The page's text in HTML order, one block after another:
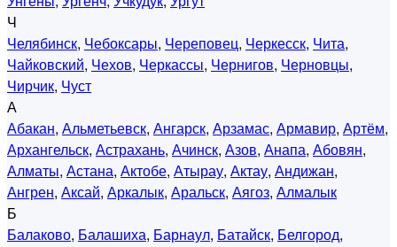
Ч
Челябинск, Чебоксары, Череповец, Черкесск, Чита,
Чайковский, Чехов, Черкассы, Чернигов, Черновцы,
Чирчик, Чуст
А
Абакан, Альметьевск, Ангарск, Арзамас, Армавир, Артём,
Архангельск, Астрахань, Ачинск, Азов, Анапа, Абовян,
Алматы, Астана, Актобе, Атырау, Актау, Андижан,
Ангрен, Аксай, Аркалык, Аральск, Аягоз, Алмалык
Б
Балаково, Балашиха, Барнаул, Батайск, Белгород,